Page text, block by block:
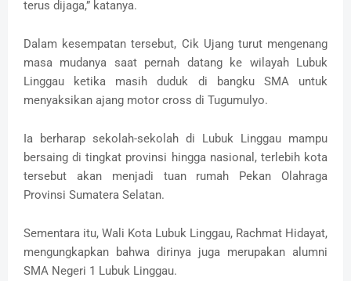
terus dijaga,” katanya.
Dalam kesempatan tersebut, Cik Ujang turut mengenang
masa mudanya saat pernah datang ke wilayah Lubuk
Linggau ketika masih duduk di bangku SMA untuk
menyaksikan ajang motor cross di Tugumulyo.
Ia berharap sekolah-sekolah di Lubuk Linggau mampu
bersaing di tingkat provinsi hingga nasional, terlebih kota
tersebut akan menjadi tuan rumah Pekan Olahraga
Provinsi Sumatera Selatan.
Sementara itu, Wali Kota Lubuk Linggau, Rachmat Hidayat,
mengungkapkan bahwa dirinya juga merupakan alumni
SMA Negeri 1 Lubuk Linggau.